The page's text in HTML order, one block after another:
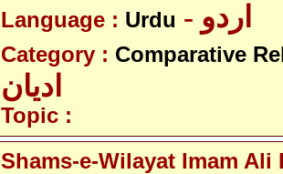
Language : Urdu - اردو
Category : Comparative
ادیان
Topic :
Shams-e-Wilayat Imam Ali